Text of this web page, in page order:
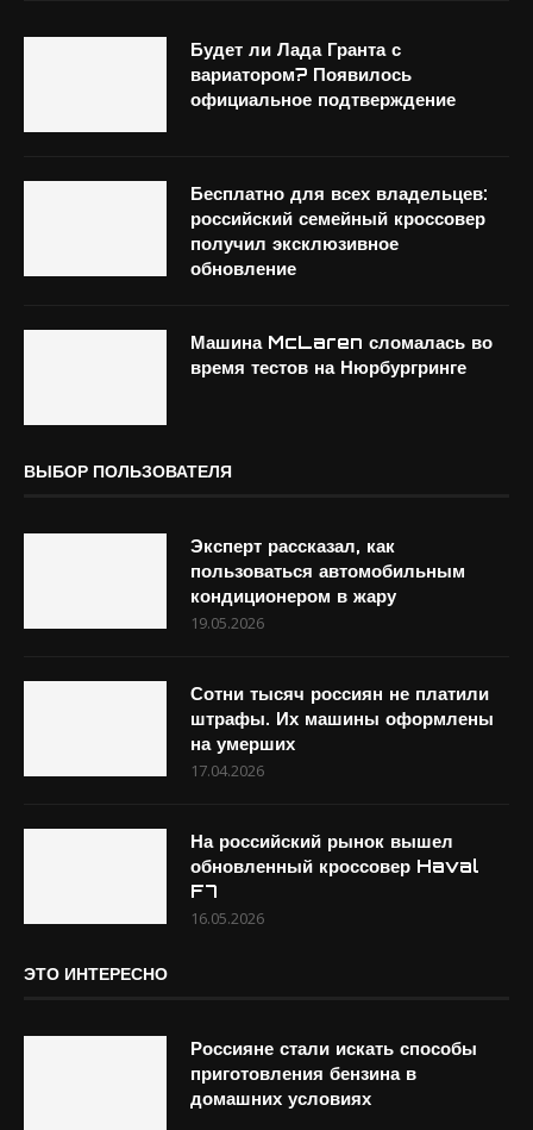
Будет ли Лада Гранта с
вариатором? Появилось
официальное подтверждение
Бесплатно для всех владельцев:
российский семейный кроссовер
получил эксклюзивное
обновление
Машина McLaren сломалась во
время тестов на Нюрбургринге
ВЫБОР ПОЛЬЗОВАТЕЛЯ
Эксперт рассказал, как
пользоваться автомобильным
кондиционером в жару
19.05.2026
Сотни тысяч россиян не платили
штрафы. Их машины оформлены
на умерших
17.04.2026
На российский рынок вышел
обновленный кроссовер Haval
F7
16.05.2026
ЭТО ИНТЕРЕСНО
Россияне стали искать способы
приготовления бензина в
домашних условиях